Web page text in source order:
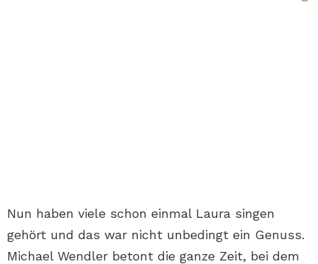
Nun haben viele schon einmal Laura singen
gehört und das war nicht unbedingt ein Genuss.
Michael Wendler betont die ganze Zeit, bei dem